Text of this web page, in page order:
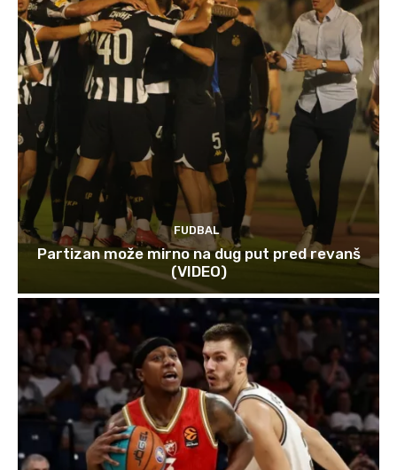
FUDBAL
Partizan može mirno na dug put pred revanš
(VIDEO)